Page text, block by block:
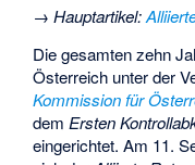
→Hauptartikel:
Die gesamten zehn
Österreich unter der
Kommission für
dem Ersten
eingerichtet. Am 11.